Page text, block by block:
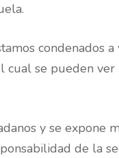
condenados a
cual se pueden ver
y se expone
de la